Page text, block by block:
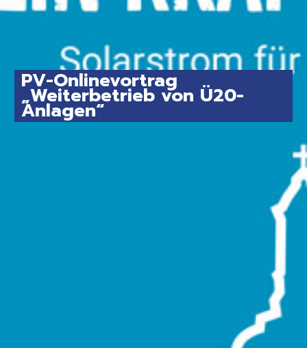
PV-Onlinevortrag
„Weiterbetrieb von Ü20-
Anlagen“